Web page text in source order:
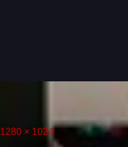
1280 × 1024